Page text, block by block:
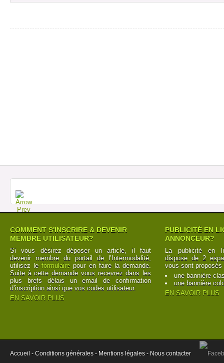
COMMENT S'INSCRIRE & DEVENIR
MEMBRE UTILISATEUR?
Si vous désirez déposer un article, il faut
devenir membre du portail de l’Intermodalité,
utilisez leformulaire pour en faire la demande.
Suite à cette demande vous recevrez dans les
plus brefs délais un email de confirmation
d’inscription ainsi que vos codes utilisateur.
EN SAVOIR PLUS
PUBLICITÉ EN
ANNONCEUR?
La publicité en
dispose de 2
vous sont proposés
une bannière
une bannière
EN SAVOIR PLUS
Accueil - Conditions générales - Mentions légales - Nous contacter